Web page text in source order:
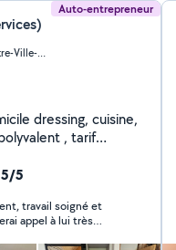
Auto-entrepreneur
Villefranche-sur-Saône (Centre-Ville-Nord)
cuisine,
, tarif
5
travail soigné et
appel à lui très